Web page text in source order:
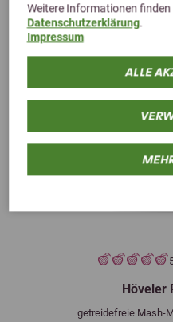
Weitere Informationen finden
Datenschutzerklärung.
Impressum
ALLE
Höveler
getreidefreie Mash-